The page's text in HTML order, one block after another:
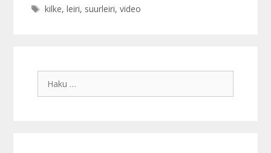
Avainsanat
kilke, leiri, suurleiri, video
Haku: